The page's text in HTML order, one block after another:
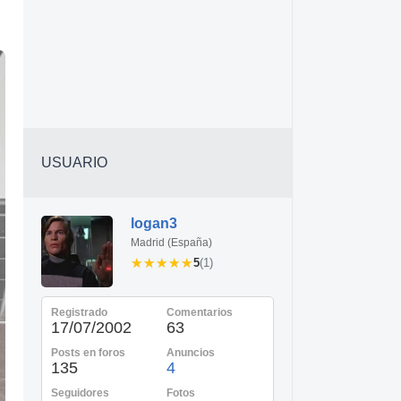
USUARIO
logan3
Madrid (España)
★★★★★
★★★★★5(1)
Registrado
17/07/2002
Comentarios
63
Posts en foros
135
Anuncios
4
Seguidores Fotos